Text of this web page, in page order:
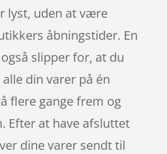
lyst, uden at være
åbningstider. En
slipper for, at du
din varer på én
flere gange frem og
Efter at have afsluttet
dine varer sendt til